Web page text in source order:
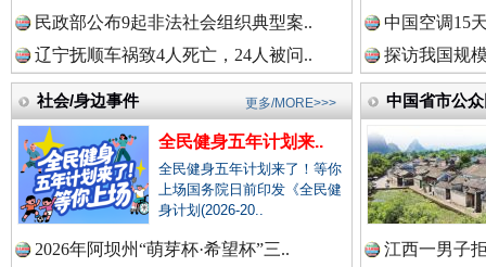
中国公民新闻网.
中国公共新闻网.
中国法制新闻网.
春天里的科技盛宴
民政部公布9起非法社会组织典型案..
辽宁抚顺车祸致4人死亡，24人被问..
中国空调15
探访我国规
社会/身边事件
全民健身五年计划来..
全民健身五年计划来了！等你
上场国务院日前印发《全民健
身计划(2026-20..
2026年阿坝州“萌芽杯·希望杯”三..
更多/MORE>>> 中国省市公
江西一男子